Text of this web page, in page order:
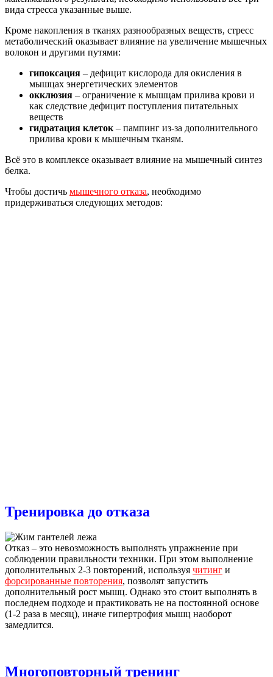
вида стресса указанные выше.
Кроме накопления в тканях разнообразных веществ, стресс
метаболический оказывает влияние на увеличение мышечных
волокон и другими путями:
гипоксация – дефицит кислорода для окисления в
мышцах энергетических элементов
окклюзия – ограничение к мышцам прилива крови и
как следствие дефицит поступления питательных
веществ
гидратация клеток – пампинг из-за дополнительного
прилива крови к мышечным тканям.
Всё это в комплексе оказывает влияние на мышечный синтез
белка.
Чтобы достичь мышечного отказа, необходимо
придерживаться следующих методов:
Тренировка до отказа
Отказ – это невозможность выполнять упражнение при
соблюдении правильности техники. При этом выполнение
дополнительных 2-3 повторений, используя читинг и
форсированные повторения, позволят запустить
дополнительный рост мышц. Однако это стоит выполнять в
последнем подходе и практиковать не на постоянной основе
(1-2 раза в месяц), иначе гипертрофия мышц наоборот
замедлится.
Многоповторный тренинг